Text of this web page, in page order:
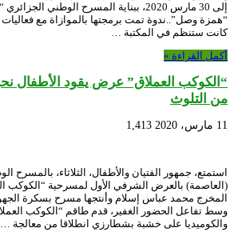
إلى 30 مارس 2020، ببناية المسرح الوطني
“همزة وصل”..ندوة تمت برمجتها بالموازاة مع فعاليات
كانت ستنظم في المكتبة …
أكمل القراءة »
“الكوكب العملاق” عرض يقود الأطفال
من التلوث
11 مارس، 2020 1,413
استمتع، جمهور الفتيان والأطفال، الثلاثاء،
(العاصمة) بالعرض الشرفي الأول لمسرحية “الكوكب
المخرج محمد عباس إسلام وأنتجها مسرح بسكرة
وسط تفاعل الحضور الغفير، قدم طاقم “الكوكب
والكوميديا على خشبة بشطارزي انطلاقا من معالجة …